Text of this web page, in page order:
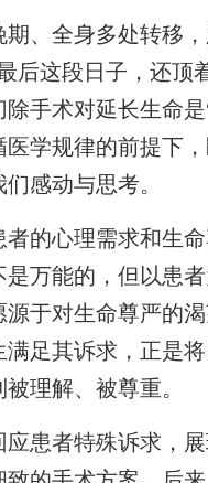
全身多处转移，
后这段日子，还顶
除手术对延长生命
医学规律的前提下
感动与思考。
心理需求和生命
万能的，但以患者
源于对生命尊严的
满足其诉求，正是
理解、被尊重。
者特殊诉求，展